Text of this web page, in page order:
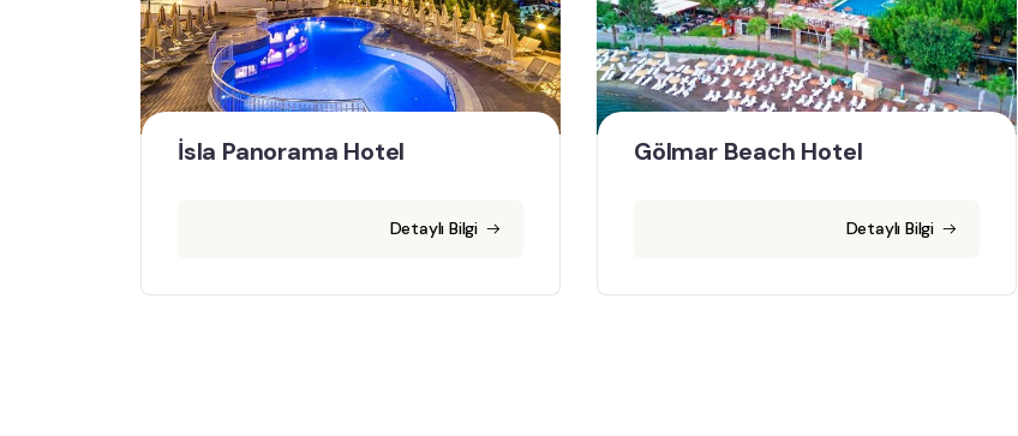
İsla Panorama Hotel
Detaylı Bilgi
Gölmar Beach Hotel
Detaylı Bilgi